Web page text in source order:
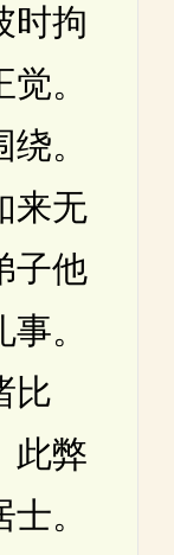
时拘
。
。
来无
子他
。
比
此弊
。